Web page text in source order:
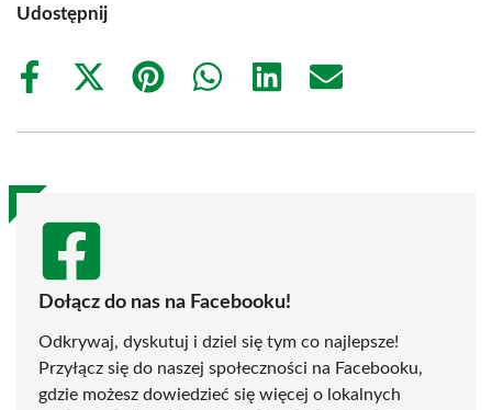
Udostępnij
Share
Share
(Twitter)
Share
Share
Share
Share
Dołącz do nas na Facebooku!
Odkrywaj, dyskutuj i dziel się tym co najlepsze!
Przyłącz się do naszej społeczności na Facebooku,
gdzie możesz dowiedzieć się więcej o lokalnych